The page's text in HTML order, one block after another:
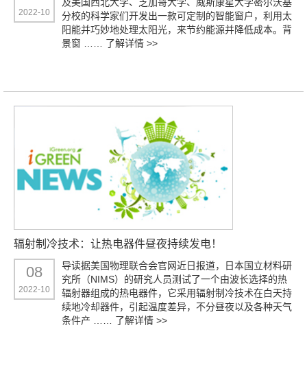
2022-10
及美国西北大学、芝加哥大学、威斯康星大学密尔沃基
分校的科学家们开发出一款可定制的智能窗户，利用太
阳能并巧妙地处理太阳光，来节约能源并降低成本。背
景窗 …… 了解详情 >>
辐射制冷技术：让热电器件昼夜持续发电！
08
2022-10
导读据美国物理联合会官网近日报道，日本国立材料研
究所（NIMS）的研究人员测试了一个由波长选择的热
辐射器组成的热电器件，它采用辐射制冷技术在白天持
续地冷却器件，引起温度差异，不分昼夜以及各种天气
条件产 …… 了解详情 >>